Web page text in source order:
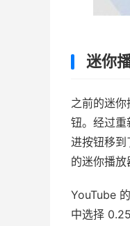
迷你
之前的迷
钮。经过
进按钮移到
的迷你播放
YouTube
中选择